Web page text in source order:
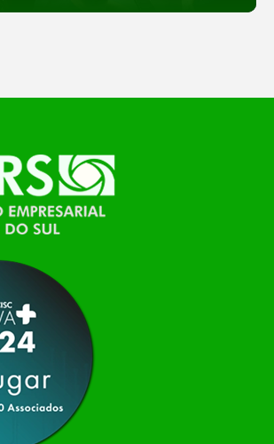
Durante os três dias de
ACIRS, por meio do NIAVI – Núcleo
Informação do Alto Vale do
no dia 21 de julho, o evento
NIAVI, reunindo empresas de
região para uma noite de
de novas iniciativas para o setor. O
em Rio…